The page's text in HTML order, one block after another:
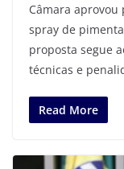
Câmara
spray de
proposta segue
técnicas e
Read More